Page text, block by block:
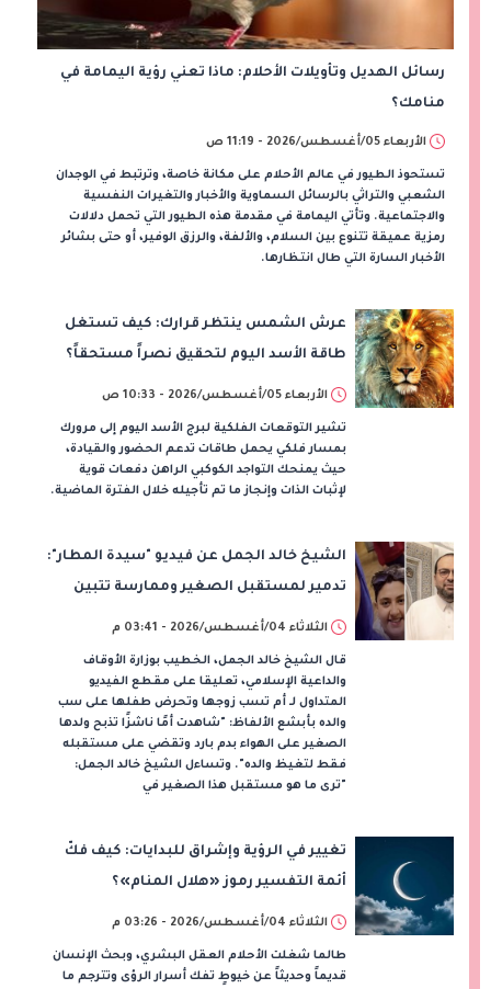
رسائل الهديل وتأويلات الأحلام: ماذا تعني رؤية اليمامة في
منامك؟
الأربعاء 05/أغسطس/2026 - 11:19 ص
تستحوذ الطيور في عالم الأحلام على مكانة خاصة، وترتبط في الوجدان
الشعبي والتراثي بالرسائل السماوية والأخبار والتغيرات النفسية
والاجتماعية. وتأتي اليمامة في مقدمة هذه الطيور التي تحمل دلالات
رمزية عميقة تتنوع بين السلام، والألفة، والرزق الوفير، أو حتى بشائر
الأخبار السارة التي طال انتظارها.
عرش الشمس ينتظر قرارك: كيف تستغل
طاقة الأسد اليوم لتحقيق نصراً مستحقاً؟
الأربعاء 05/أغسطس/2026 - 10:33 ص
تشير التوقعات الفلكية لبرج الأسد اليوم إلى مرورك
بمسار فلكي يحمل طاقات تدعم الحضور والقيادة،
حيث يمنحك التواجد الكوكبي الراهن دفعات قوية
لإثبات الذات وإنجاز ما تم تأجيله خلال الفترة الماضية.
الشيخ خالد الجمل عن فيديو "سيدة المطار":
تدمير لمستقبل الصغير وممارسة تتبين
منها سوء التربية
الثلاثاء 04/أغسطس/2026 - 03:41 م
قال الشيخ خالد الجمل، الخطيب بوزارة الأوقاف
والداعية الإسلامي، تعليقا على مقطع الفيديو
المتداول لـ أم تسب زوجها وتحرض طفلها على سب
والده بأبشع الألفاظ: "شاهدت أمًا ناشزًا تذبح ولدها
الصغير على الهواء بدم بارد وتقضي على مستقبله
فقط لتغيظ والده". وتساءل الشيخ خالد الجمل:
"ترى ما هو مستقبل هذا الصغير في
تغيير في الرؤية وإشراق للبدايات: كيف فكّ
أئمة التفسير رموز «هلال المنام»؟
الثلاثاء 04/أغسطس/2026 - 03:26 م
طالما شغلت الأحلام العقل البشري، وبحث الإنسان
قديماً وحديثاً عن خيوطٍ تفك أسرار الرؤى وتترجم ما